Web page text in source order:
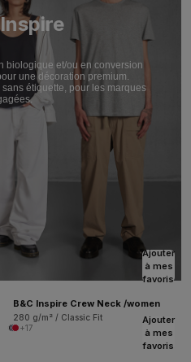
biologique et/ou en conversion
une décoration premium.
étiquette, pour les marques
Ajouter
à mes
favoris
B&C Inspire Crew Neck /women
280 g/m² / Classic Fit
+17
Ajouter
à mes
favoris